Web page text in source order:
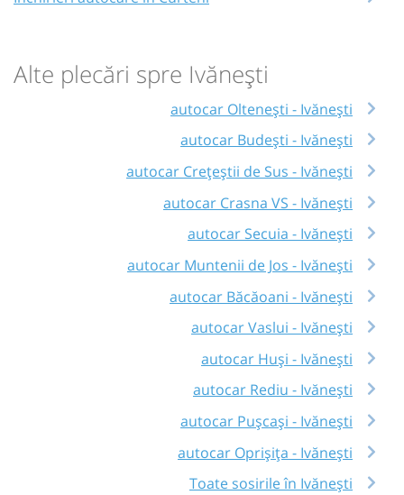
Alte plecări spre Ivănești
autocar Oltenești - Ivănești
autocar Budești - Ivănești
autocar Crețeștii de Sus - Ivănești
autocar Crasna VS - Ivănești
autocar Secuia - Ivănești
autocar Muntenii de Jos - Ivănești
autocar Băcăoani - Ivănești
autocar Vaslui - Ivănești
autocar Huși - Ivănești
autocar Rediu - Ivănești
autocar Pușcași - Ivănești
autocar Oprișița - Ivănești
Toate sosirile în Ivănești